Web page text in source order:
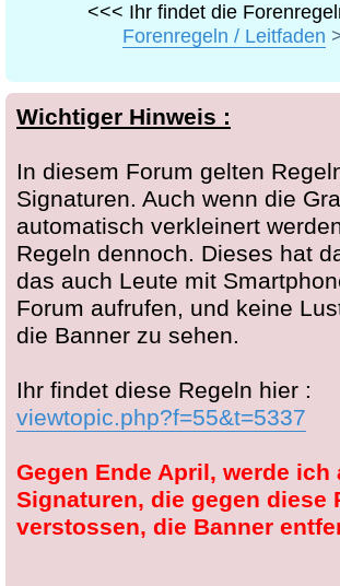
<<< Ihr findet die
Forenregeln / Leitfaden
Wichtiger Hinweis :
In diesem Forum gelten
Signaturen. Auch wenn die
automatisch verkleinert
Regeln dennoch. Dieses hat
das auch Leute mit
Forum aufrufen, und keine
die Banner zu sehen.
Ihr findet diese Regeln hier :
viewtopic.php?f=55&t=5337
Gegen Ende April, werde ich
Signaturen, die gegen diese
verstossen, die Banner